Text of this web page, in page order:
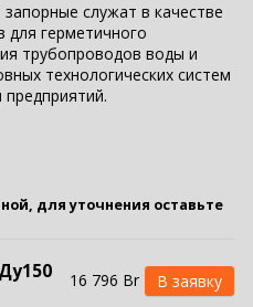
служат в качестве
для герметичного
трубопроводов воды и
технологических систем
предприятий.
для уточнения оставьте
16 796 Br